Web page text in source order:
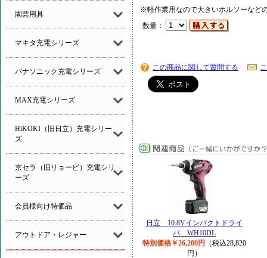
園芸用具
マキタ充電シリーズ
パナソニック充電シリーズ
MAX充電シリーズ
HiKOKI（旧日立）充電シリー
ズ
京セラ（旧リョービ）充電シリ
ーズ
会員様向け特価品
アウトドア・レジャー
※軽作業用なので大きいホルソーなど
数量：
この商品に関して質問する
日立 10.8Vインパクトドライ
バ WH10DL
特別価格￥26,200円
（税込28,820
円）